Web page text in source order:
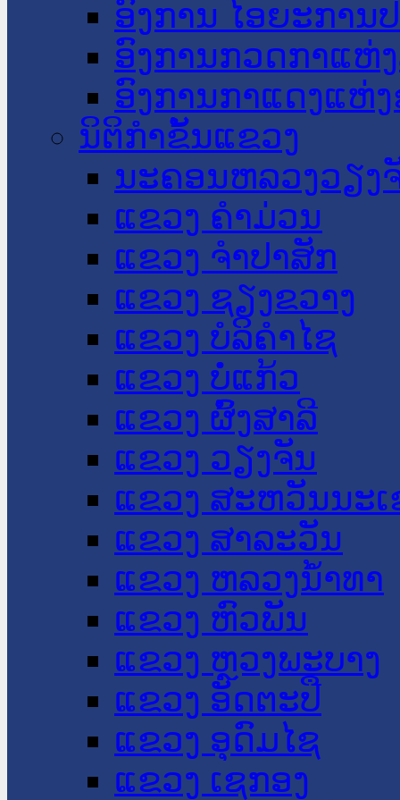
ອົງການ ໄອຍະການ
ອົງການກວດກາແຫ່
ອົງການກາແດງແຫ່
ນິຕິກໍາຂັ້ນແຂວງ
ນະ​ຄອນ​ຫລວງວຽງ
ແຂວງ ຄໍາມ່ວນ
ແຂວງ ຈໍາປາສັກ
ແຂວງ ຊຽງຂວາງ
ແຂວງ ບໍລິຄໍາໄຊ
ແຂວງ ບໍ່ແກ້ວ
ແຂວງ ຜົ້ງສາລີ
ແຂວງ ວຽງຈັນ
ແຂວງ ສະຫວັນນະ
ແຂວງ ສາລະວັນ
ແຂວງ ຫລວງນໍ້າທາ
ແຂວງ ຫົວພັນ
ແຂວງ ຫຼວງພະບາງ
ແຂວງ ອັດຕະປື
ແຂວງ ອຸດົມໄຊ
ແຂວງ ເຊກອງ